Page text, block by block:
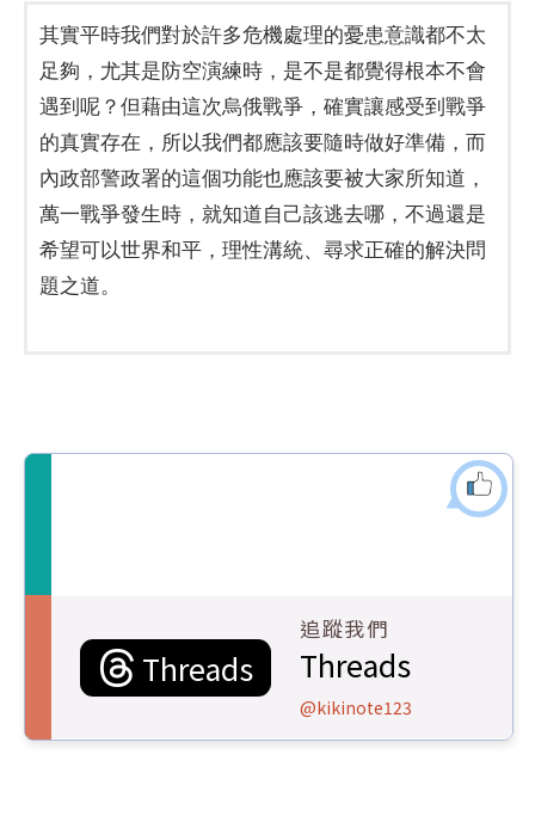
其實平時我們對於許多危機處理的憂患意識都不太
足夠，尤其是防空演練時，是不是都覺得根本不會
遇到呢？但藉由這次烏俄戰爭，確實讓感受到戰爭
的真實存在，所以我們都應該要隨時做好準備，而
內政部警政署的這個功能也應該要被大家所知道，
萬一戰爭發生時，就知道自己該逃去哪，不過還是
希望可以世界和平，理性溝統、尋求正確的解決問
題之道。
Threads
追蹤我們
Threads
@kikinote123